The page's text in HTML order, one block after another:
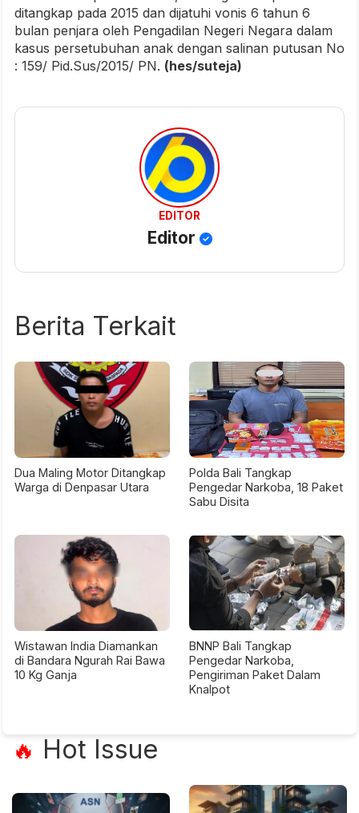
ditangkap pada 2015 dan dijatuhi vonis 6 tahun 6
bulan penjara oleh Pengadilan Negeri Negara dalam
kasus persetubuhan anak dengan salinan putusan No
: 159/ Pid.Sus/2015/ PN. (hes/suteja)
EDITOR
Editor
Berita Terkait
Dua Maling Motor Ditangkap
Warga di Denpasar Utara
Polda Bali Tangkap
Pengedar Narkoba, 18 Paket
Sabu Disita
Wistawan India Diamankan
di Bandara Ngurah Rai Bawa
10 Kg Ganja
BNNP Bali Tangkap
Pengedar Narkoba,
Pengiriman Paket Dalam
Knalpot
🔥 Hot Issue